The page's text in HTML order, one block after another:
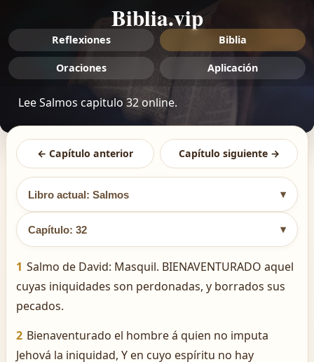
Biblia.vip
Reflexiones Biblia
Oraciones Aplicación
Lee Salmos capitulo 32 online.
← Capítulo anterior Capítulo siguiente →
Libro actual: Salmos ▾
Capítulo: 32 ▾
1 Salmo de David: Masquil. BIENAVENTURADO aquel
cuyas iniquidades son perdonadas, y borrados sus
pecados.
2 Bienaventurado el hombre á quien no imputa
Jehová la iniquidad, Y en cuyo espíritu no hay